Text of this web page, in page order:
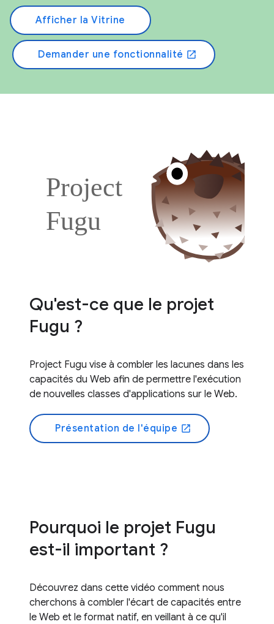
Afficher la Vitrine
Demander une fonctionnalité open_in_new
Qu'est-ce que le projet
Fugu ?
Project Fugu vise à combler les lacunes dans les
capacités du Web afin de permettre l'exécution
de nouvelles classes d'applications sur le Web.
Présentation de l'équipe open_in_new
Pourquoi le projet Fugu
est-il important ?
Découvrez dans cette vidéo comment nous
cherchons à combler l'écart de capacités entre
le Web et le format natif, en veillant à ce qu'il